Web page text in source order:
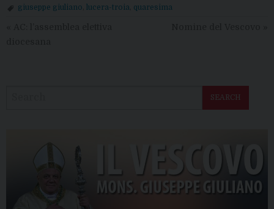
giuseppe giuliano lucera-troia quaresima
SEARCH